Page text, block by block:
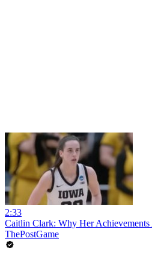
2:33
Caitlin Clark: Why Her
ThePostGame